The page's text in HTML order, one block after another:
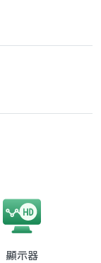
顯示器